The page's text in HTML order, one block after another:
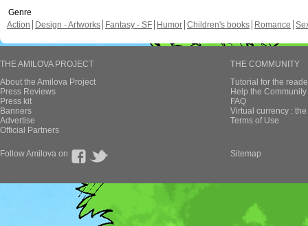
Genre
Action
Design - Artworks Fantasy - SF Humor Children's books Romance
THE AMILOVA PROJECT
About the Amilova Project
Press Reviews
Press kit
Banners
Advertise
Official Partners
THE COMMUNITY
Tutorial for the
Help the
FAQ
Virtual currency :
Terms of Use
Follow Amilova on Sitemap